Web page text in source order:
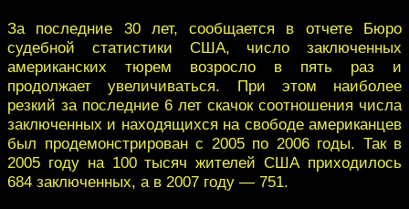
За последние 30 лет, сообщается в отчете Бюро
судебной статистики США, число заключенных
американских тюрем возросло в пять раз и
продолжает увеличиваться. При этом наиболее
резкий за последние 6 лет скачок соотношения числа
заключенных и находящихся на свободе американцев
был продемонстрирован с 2005 по 2006 годы. Так в
2005 году на 100 тысяч жителей США приходилось
684 заключенных, а в 2007 году — 751.